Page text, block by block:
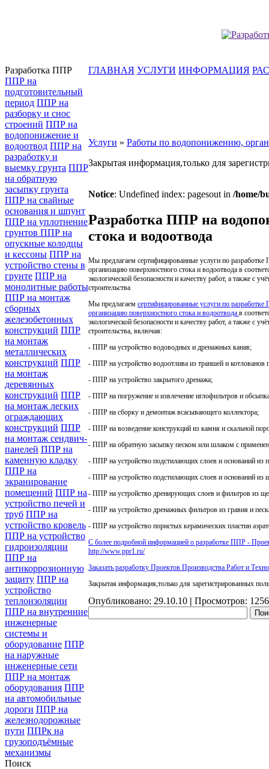
Разработка ППР
ППР на
подготовительный
период ППР на
разборку и снос
строений ППР на
водопонижение и
водоотвод ППР на
разработку и
выемку грунта ППР
на обратную
засыпку грунта
ППР на свайные
основания и шпунт
ППР на уплотнение
грунтов ППР на
опускные колодцы
и кессоны ППР на
устройство стены в
грунте ППР на
монолитные работы
ППР на монтаж
сборных
железобетонных
конструкций ППР
на монтаж
металлических
конструкций ППР
на монтаж
деревянных
конструкций ППР
на монтаж легких
ограждающих
конструкций ППР
на монтаж сендвич-
панелей ППР на
каменную кладку
ППР на
экранирование
помещений ППР на
устройство печей и
труб ППР на
устройство кровель
ППР на устройство
гидроизоляции
ППР на
антикоррозионную
защиту ППР на
устройство
теплоизоляции
ППР на внутренние
инженерные
системы и
оборудование ППР
на наружные
инженерные сети
ППР на монтаж
оборудования ППР
на автомобильные
дороги ППР на
железнодорожные
пути ППРк на
грузоподъёмные
механизмы
Поиск
ГЛАВНАЯ УСЛУГИ ИНФОРМАЦИЯ
Услуги » Работы по водопонижению,
Закрытая информация,только для
Notice: Undefined index: pagesout in /home/
Разработка ППР на
стока и водоотвода
Мы предлагаем сертифицированные услуги по
организацию поверхностного стока и водоотвода в
экологической безопасности и качеству работ, а также с
строительства
Мы предлагаем сертифицированные услуги по
организацию поверхностного стока и водоотвода в
экологической безопасности и качеству работ, а также с
строительства, включая:
- ППР на устройство водоводных и дренажных канав;
- ППР на устройство водоотлива из траншей и котлованов
- ППР на устройство закрытого дренажа;
- ППР на погружение и извлечение иглофильтров и
- ППР на сборку и демонтаж всасывающего коллектора;
- ППР на возведение конструкций из камня и скальной
- ППР на обратную засыпку песком или шлаком с
- ППР на устройство подстилающих слоев и оснований из
- ППР на устройство подстилающих слоев и оснований из
- ППР на устройство дренирующих слоев и фильтров из
- ППР на устройство дренажных фильтров из гравия и
- ППР на устройство пористых керамических пластин
С более подробной информацией о разработке ППР -
http://www.ppr1.ru/
Заказать разработку Проектов Производства Работ и
Закрытая информация,только для зарегистрированных
Опубликовано: 29.10.10 | Просмотров: